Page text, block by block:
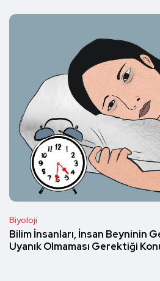
Biyoloji
Bilim İnsanları, İnsan Beyninin
Uyanık Olmaması Gerektiği